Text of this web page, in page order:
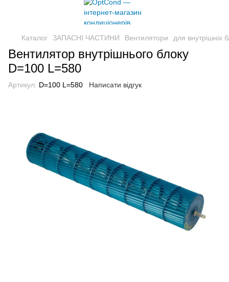
Каталог ЗАПАСНІ ЧАСТИНИ Вентилятори для внутрішніх
Вентилятор внутрішнього блоку
D=100 L=580
Артикул: D=100 L=580 Написати відгук